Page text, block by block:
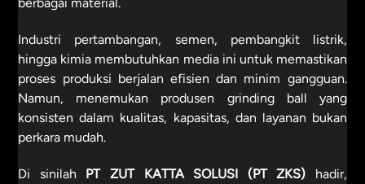
Industri pertambangan, semen, pembangkit listrik,
hingga kimia membutuhkan media ini untuk memastikan
proses produksi berjalan efisien dan minim gangguan.
Namun, menemukan produsen grinding ball yang
konsisten dalam kualitas, kapasitas, dan layanan bukan
perkara mudah.
Di sinilah PT ZUT KATTA SOLUSI (PT ZKS) hadir,